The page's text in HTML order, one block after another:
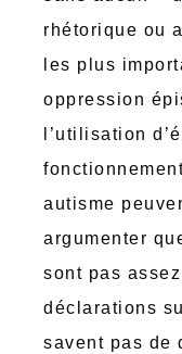
rhétorique ou
les plus
oppression
l’utilisation
autisme
argumenter
sont pas
déclarations
savent pas de